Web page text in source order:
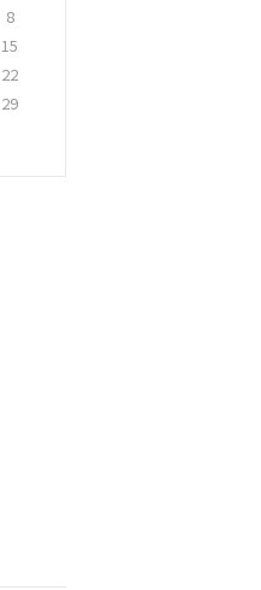
8
15
22
29